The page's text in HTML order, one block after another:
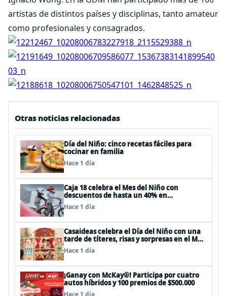
artistas de distintos países y disciplinas, tanto amateur
como profesionales y consagrados.
Otras noticias relacionadas
Día del Niño: cinco recetas fáciles para
cocinar en familia
Hace 1 día
Caja 18 celebra el Mes del Niño con
descuentos de hasta un 40% en
panoramas, cine, shows y streaming
Hace 1 día
Casaideas celebra el Día del Niño con una
tarde de títeres, risas y sorpresas en el Mall
Plaza Vespucio
Hace 1 día
¡Ganay con McKay®! Participa por cuatro
autos híbridos y 100 premios de $500.000
Hace 1 día